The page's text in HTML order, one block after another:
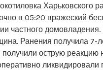
Харьковского
в 05:20 вражеский
частного
Ранения получила 7-
получили острую реакцию
ликвидировали